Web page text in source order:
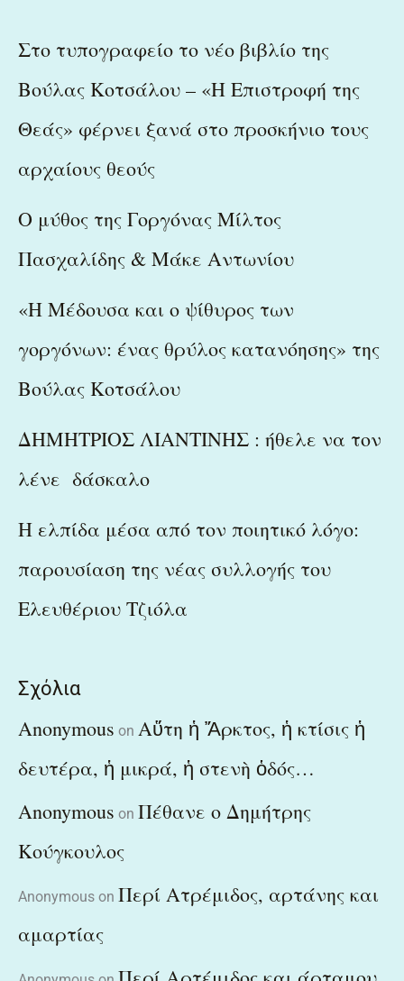
Στο τυπογραφείο το νέο βιβλίο της
Βούλας Κοτσάλου – «Η Επιστροφή της
Θεάς» φέρνει ξανά στο προσκήνιο τους
αρχαίους θεούς
Ο μύθος της Γοργόνας Μίλτος
Πασχαλίδης & Μάκε Αντωνίου
«Η Μέδουσα και ο ψίθυρος των
γοργόνων: ένας θρύλος κατανόησης» της
Βούλας Κοτσάλου
ΔΗΜΗΤΡΙΟΣ ΛΙΑΝΤΙΝΗΣ : ήθελε να τον
λένε δάσκαλο
Η ελπίδα μέσα από τον ποιητικό λόγο:
παρουσίαση της νέας συλλογής του
Ελευθέριου Τζιόλα
Σχόλια
Anonymous on Αὕτη ἡ Ἄρκτος, ἡ κτίσις ἡ
δευτέρα, ἡ μικρά, ἡ στενὴ ὁδός…
Anonymous on Πέθανε ο Δημήτρης
Κούγκουλος
Anonymous on Περί Ατρέμιδος, αρτάνης και
αμαρτίας